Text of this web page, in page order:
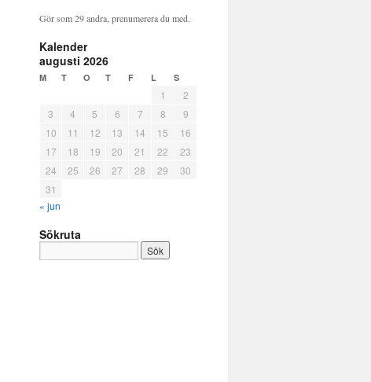
Gör som 29 andra, prenumerera du med.
Kalender
augusti 2026
M T O T F L S
1
2
3
4 5 6 7 8
9
10
11 12 13 14 15
16
17
18 19 20 21 22
23
24
25 26 27 28 29
30
31
« jun
Sökruta